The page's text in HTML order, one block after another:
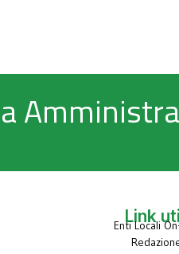
Link
Enti Locali